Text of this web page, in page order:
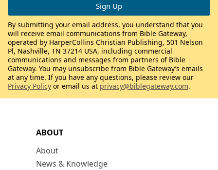
ABOUT
About
News & Knowledge
By submitting your email address, you understand that you
will receive email communications from Bible Gateway,
operated by HarperCollins Christian Publishing, 501 Nelson
Pl, Nashville, TN 37214 USA, including commercial
communications and messages from partners of Bible
Gateway. You may unsubscribe from Bible Gateway’s emails
at any time. If you have any questions, please review our
Privacy Policy or email us at privacy@biblegateway.com.